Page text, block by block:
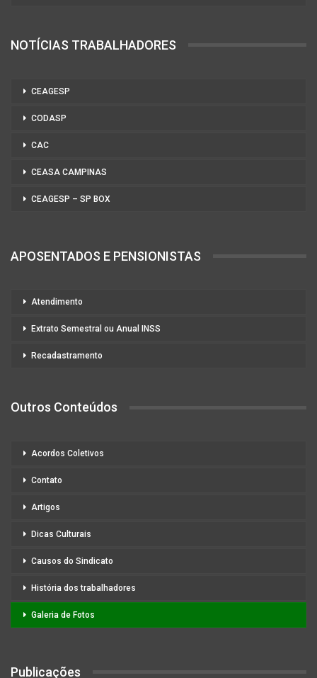
NOTÍCIAS TRABALHADORES
CEAGESP
CODASP
CAC
CEASA CAMPINAS
CEAGESP – SP BOX
APOSENTADOS E PENSIONISTAS
Atendimento
Extrato Semestral ou Anual INSS
Recadastramento
Outros Conteúdos
Acordos Coletivos
Contato
Artigos
Dicas Culturais
Causos do Sindicato
História dos trabalhadores
Galeria de Fotos
Publicações